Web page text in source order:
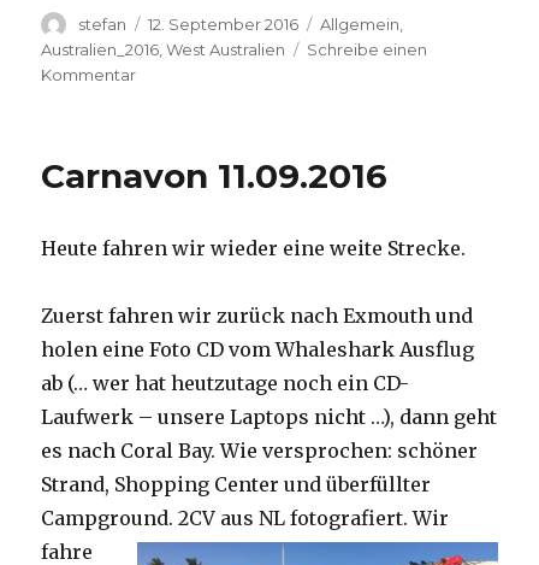
Autor
stefan
Veröffentlicht
am
12. September 2016 Kategorien
Allgemein
Australien_2016 ,West Australien
Schreibe einen
Kommentarzu
Carnavon 11.09.2016
Heute fahren wir wieder eine weite Strecke.
Zuerst fahren wir zurück nach Exmouth und
holen eine Foto CD vom Whaleshark Ausflug
ab (… wer hat heutzutage noch ein CD-
Laufwerk – unsere Laptops nicht …), dann geht
es nach Coral Bay. Wie versprochen: schöner
Strand, Shopping Center und überfüllter
Campground.2CV aus NL fotografiert. Wir
fahre